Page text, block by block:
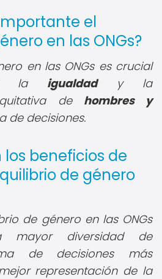
el
en las ONGs?
en las ONGs es crucial
la igualdady la
de hombres y
de decisiones.
los beneficios de
de género
de género en las ONGs
mayor diversidad de
de decisiones más
representación de la